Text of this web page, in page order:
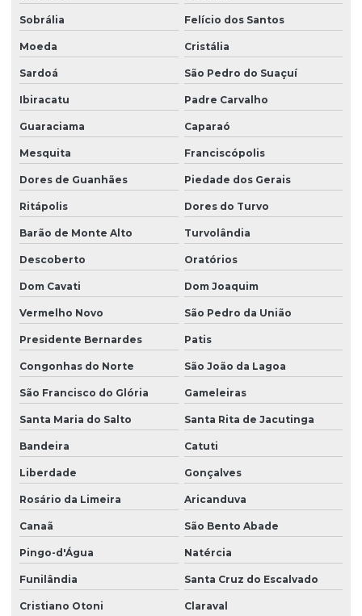
Sobrália Felício dos Santos
Moeda Cristália
Sardoá São Pedro do Suaçuí
Ibiracatu Padre Carvalho
Guaraciama Caparaó
Mesquita Franciscópolis
Dores de Guanhães Piedade dos Gerais
Ritápolis Dores do Turvo
Barão de Monte Alto Turvolândia
Descoberto Oratórios
Dom Cavati Dom Joaquim
Vermelho Novo São Pedro da União
Presidente Bernardes Patis
Congonhas do Norte São João da Lagoa
São Francisco do Glória Gameleiras
Santa Maria do Salto Santa Rita de Jacutinga
Bandeira Catuti
Liberdade Gonçalves
Rosário da Limeira Aricanduva
Canaã São Bento Abade
Pingo-d'Água Natércia
Funilândia Santa Cruz do Escalvado
Cristiano Otoni Claraval